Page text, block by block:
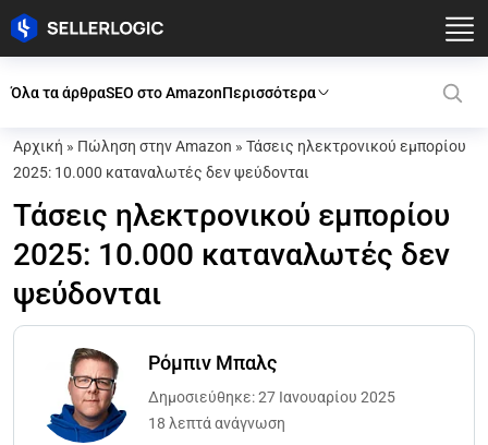
Όλα τα άρθραSEO στο AmazonΠερισσότερα
Αρχική » Πώληση στην Amazon » Τάσεις ηλεκτρονικού εμπορίου
2025: 10.000 καταναλωτές δεν ψεύδονται
Τάσεις ηλεκτρονικού εμπορίου
2025: 10.000 καταναλωτές δεν
ψεύδονται
Ρόμπιν Μπαλς
Δημοσιεύθηκε: 27 Ιανουαρίου 2025
18 λεπτά ανάγνωση